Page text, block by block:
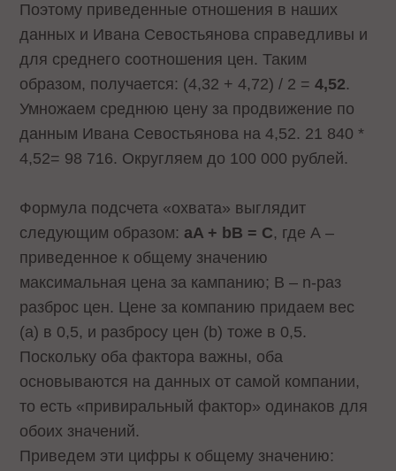
Поэтому приведенные отношения в наших
данных и Ивана Севостьянова справедливы и
для среднего соотношения цен. Таким
образом, получается: (4,32 + 4,72) / 2 =4,52.
Умножаем среднюю цену за продвижение по
данным Ивана Севостьянова на 4,52. 21 840 *
4,52= 98 716. Округляем до 100 000 рублей.
Формула подсчета «охвата» выглядит
следующим образом: aA + bB = С, где А –
приведенное к общему значению
максимальная цена за кампанию; В – n-раз
разброс цен. Цене за компанию придаем вес
(a) в 0,5, и разбросу цен (b) тоже в 0,5.
Поскольку оба фактора важны, оба
основываются на данных от самой компании,
то есть «привиральный фактор» одинаков для
обоих значений.
Приведем эти цифры к общему значению: